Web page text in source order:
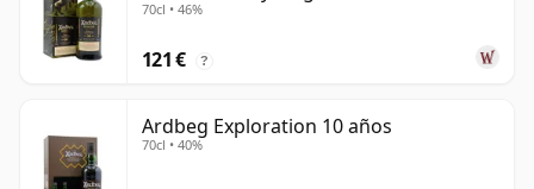
70cl • 46%
121 € ?
Ardbeg Exploration 10 años
70cl • 40%